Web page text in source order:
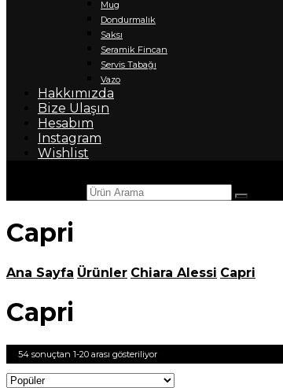
Mug
Dondurmalık
Saksı
Seramik Fincan
Servis Tabağı
Vazo
Hakkımızda
Bize Ulaşın
Hesabım
Instagram
Wishlist
Capri
Ana Sayfa Ürünler Chiara Alessi Capri
Capri
54 sonuçtan 1-20 arası gösteriliyor